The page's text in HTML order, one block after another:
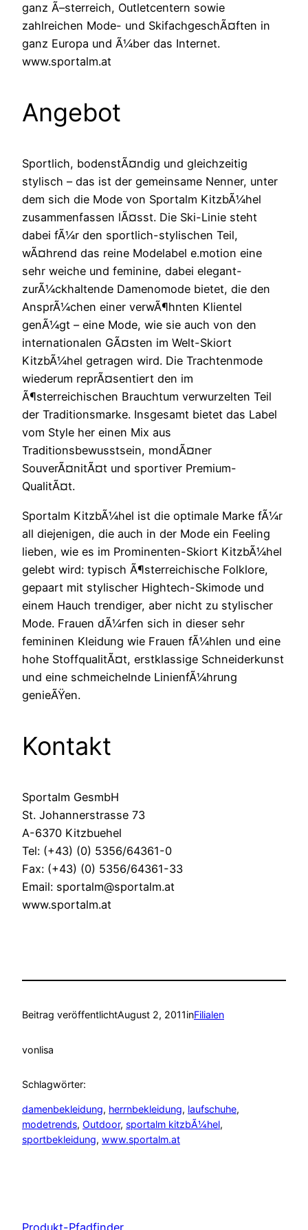
ganz Ã–sterreich, Outletcentern sowie
zahlreichen Mode- und SkifachgeschÃ¤ften in
ganz Europa und Ã¼ber das Internet.
www.sportalm.at
Angebot
Sportlich, bodenstÃ¤ndig und gleichzeitig
stylisch – das ist der gemeinsame Nenner, unter
dem sich die Mode von Sportalm KitzbÃ¼hel
zusammenfassen lÃ¤sst. Die Ski-Linie steht
dabei fÃ¼r den sportlich-stylischen Teil,
wÃ¤hrend das reine Modelabel e.motion eine
sehr weiche und feminine, dabei elegant-
zurÃ¼ckhaltende Damenomode bietet, die den
AnsprÃ¼chen einer verwÃ¶hnten Klientel
genÃ¼gt – eine Mode, wie sie auch von den
internationalen GÃ¤sten im Welt-Skiort
KitzbÃ¼hel getragen wird. Die Trachtenmode
wiederum reprÃ¤sentiert den im
Ã¶sterreichischen Brauchtum verwurzelten Teil
der Traditionsmarke. Insgesamt bietet das Label
vom Style her einen Mix aus
Traditionsbewusstsein, mondÃ¤ner
SouverÃ¤nitÃ¤t und sportiver Premium-
QualitÃ¤t.
Sportalm KitzbÃ¼hel ist die optimale Marke fÃ¼r
all diejenigen, die auch in der Mode ein Feeling
lieben, wie es im Prominenten-Skiort KitzbÃ¼hel
gelebt wird: typisch Ã¶sterreichische Folklore,
gepaart mit stylischer Hightech-Skimode und
einem Hauch trendiger, aber nicht zu stylischer
Mode. Frauen dÃ¼rfen sich in dieser sehr
femininen Kleidung wie Frauen fÃ¼hlen und eine
hohe StoffqualitÃ¤t, erstklassige Schneiderkunst
und eine schmeichelnde LinienfÃ¼hrung
genieÃŸen.
Kontakt
Sportalm GesmbH
St. Johannerstrasse 73
A-6370 Kitzbuehel
Tel: (+43) (0) 5356/64361-0
Fax: (+43) (0) 5356/64361-33
Email: sportalm@sportalm.at
www.sportalm.at
Beitrag veröffentlichtAugust 2, 2011inFilialen
vonlisa
Schlagwörter:
damenbekleidung, herrnbekleidung, laufschuhe
modetrends, Outdoor, sportalm kitzbÃ¼hel
sportbekleidung, www.sportalm.at